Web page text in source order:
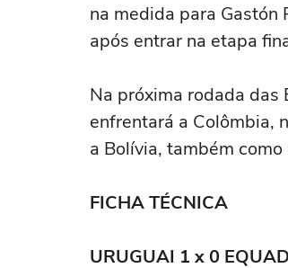
na medida para
após entrar na etapa
Na próxima rodada das
enfrentará a Colômbia,
a Bolívia, também
FICHA TÉCNICA
URUGUAI 1 x 0